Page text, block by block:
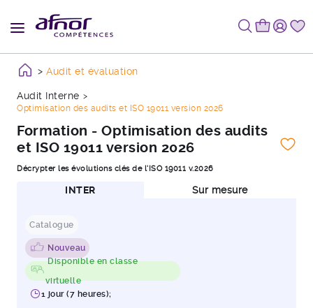
Audit et évaluation
Audit Interne
Optimisation des audits et ISO 19011 version 2026
Formation - Optimisation des audits
et ISO 19011 version 2026
Décrypter les évolutions clés de l'ISO 19011 v.2026
INTER Sur mesure
Catalogue
Nouveau
Disponible en classe
virtuelle
1 jour (7 heures);